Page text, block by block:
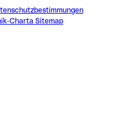
Charta Sitemap